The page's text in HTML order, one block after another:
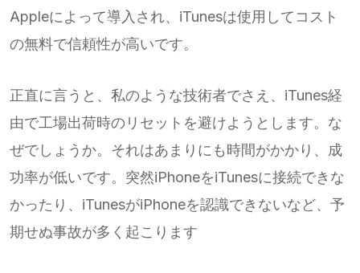
Appleによって導入され、iTunesは使用してコスト
の無料で信頼性が高いです。
正直に言うと、私のような技術者でさえ、iTunes経
由で工場出荷時のリセットを避けようとします。な
ぜでしょうか。それはあまりにも時間がかかり、成
功率が低いです。突然iPhoneをiTunesに接続できな
かったり、iTunesがiPhoneを認識できないなど、予
期せぬ事故が多く起こります